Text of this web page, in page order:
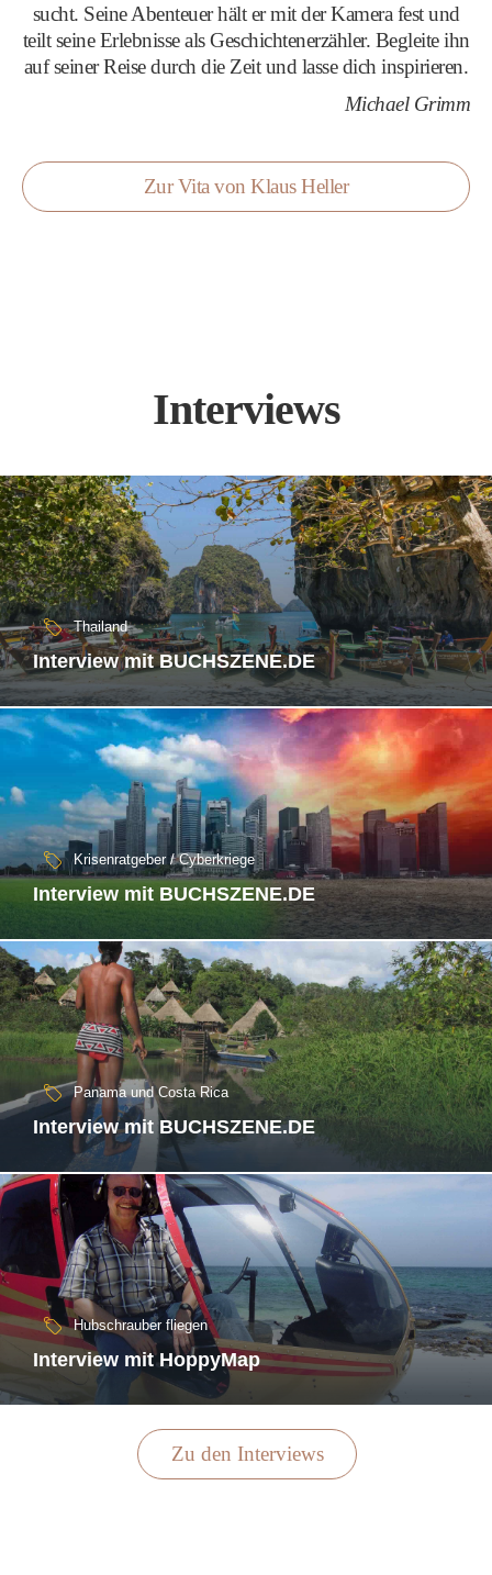
sucht. Seine Abenteuer hält er mit der Kamera fest und
teilt seine Erlebnisse als Geschichtenerzähler. Begleite ihn
auf seiner Reise durch die Zeit und lasse dich inspirieren.
Michael Grimm
Zur Vita von Klaus Heller
Interviews
Thailand
Interview mit BUCHSZENE.DE
Krisenratgeber / Cyberkriege
Interview mit BUCHSZENE.DE
Panama und Costa Rica
Interview mit BUCHSZENE.DE
Hubschrauber fliegen
Interview mit HoppyMap
Zu den Interviews